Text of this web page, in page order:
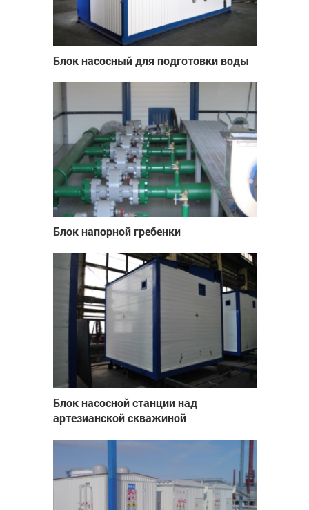
Блок насосный для подготовки воды
Блок напорной гребенки
Блок насосной станции над
артезианской скважиной